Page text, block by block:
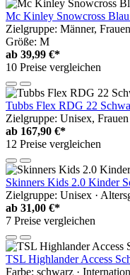
Mc Kinley Snowcross
Zielgruppe: Männer,
Größe: M
ab 39,99 €*
10 Preise vergleichen
Tubbs Flex RDG 22
Zielgruppe: Unisex,
ab 167,90 €*
12 Preise vergleichen
Skinners Kids 2.0 Kinder
Zielgruppe: Unisex ·
ab 31,00 €*
7 Preise vergleichen
TSL Highlander Access
Farbe: schwarz ·